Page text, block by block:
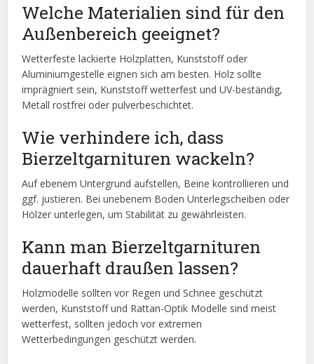
Welche Materialien sind für den
Außenbereich geeignet?
Wetterfeste lackierte Holzplatten, Kunststoff oder
Aluminiumgestelle eignen sich am besten. Holz sollte
imprägniert sein, Kunststoff wetterfest und UV-beständig,
Metall rostfrei oder pulverbeschichtet.
Wie verhindere ich, dass
Bierzeltgarnituren wackeln?
Auf ebenem Untergrund aufstellen, Beine kontrollieren und
ggf. justieren. Bei unebenem Boden Unterlegscheiben oder
Hölzer unterlegen, um Stabilität zu gewährleisten.
Kann man Bierzeltgarnituren
dauerhaft draußen lassen?
Holzmodelle sollten vor Regen und Schnee geschützt
werden, Kunststoff und Rattan-Optik Modelle sind meist
wetterfest, sollten jedoch vor extremen
Wetterbedingungen geschützt werden.